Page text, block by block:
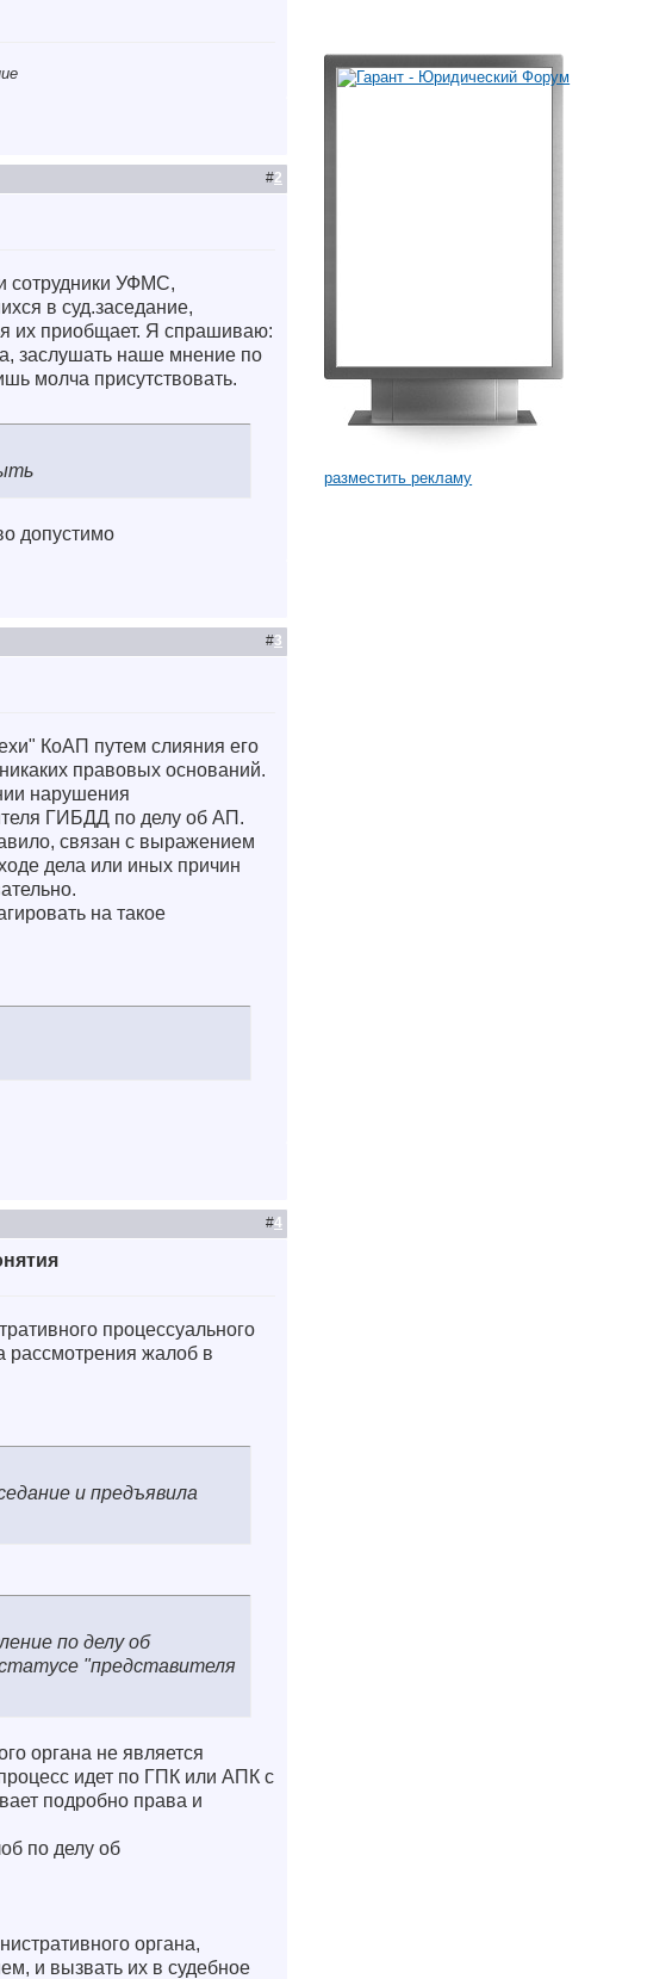
#2
сотрудники УФМС,
в суд.заседание,
их приобщает. Я спрашиваю:
заслушать наше мнение по
молча присутствовать.
допустимо
#3
КоАП путем слияния его
правовых оснований.
нарушения
ГИБДД по делу об АП.
связан с выражением
дела или иных причин
на такое
#4
процессуального
рассмотрения жалоб в
и предъявила
по делу об
"представителя
органа не является
идет по ГПК или АПК с
подробно права и
по делу об
органа,
и вызвать их в судебное
разместить рекламу